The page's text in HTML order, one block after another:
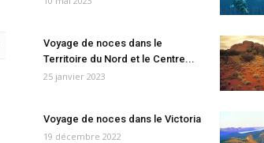
Voyage de noces dans le
Territoire du Nord et le Centre...
25 janvier 2023
Voyage de noces dans le Victoria
19 décembre 2022